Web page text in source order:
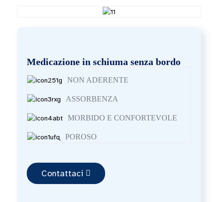
Medicazione in schiuma senza bordo
NON ADERENTE
ASSORBENZA
MORBIDO E CONFORTEVOLE
POROSO
Contattaci